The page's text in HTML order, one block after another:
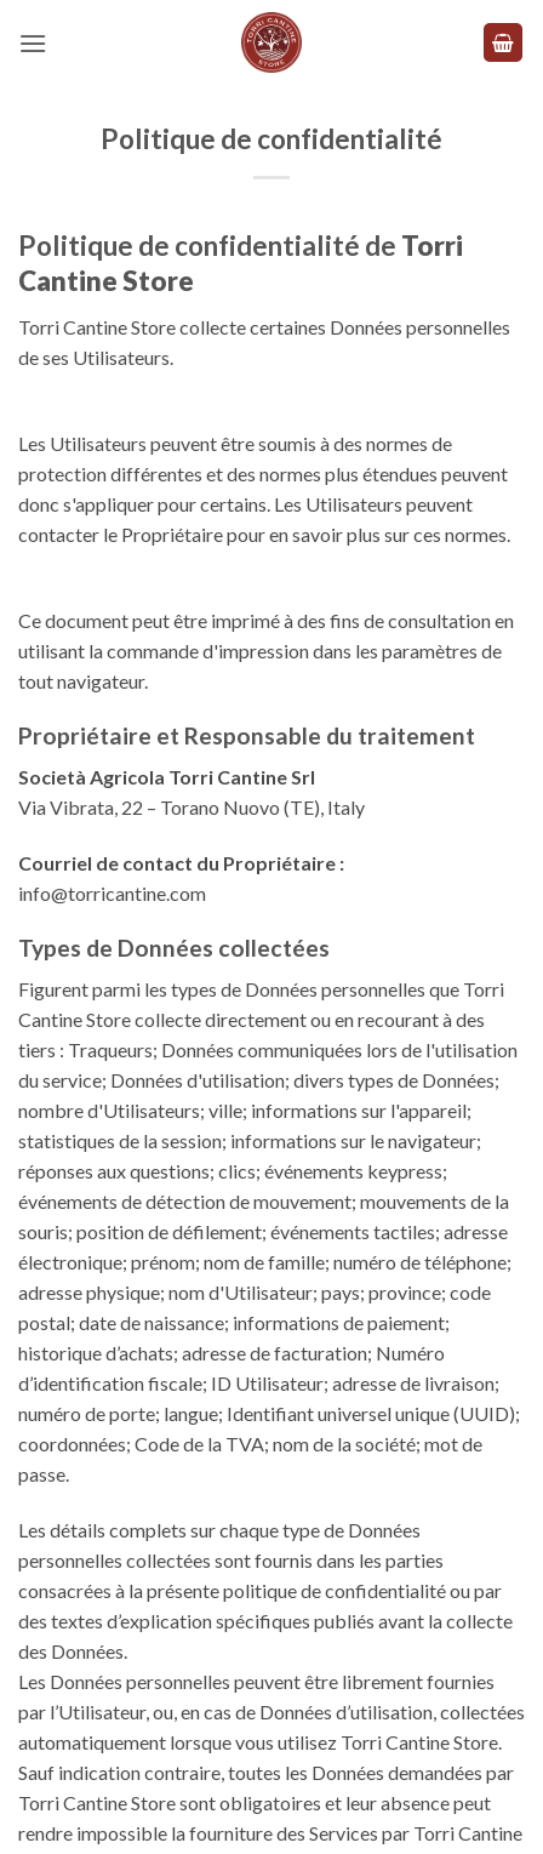
Politique de confidentialité
Politique de confidentialité de Torri
Cantine Store
Torri Cantine Store collecte certaines Données personnelles
de ses Utilisateurs.
Les Utilisateurs peuvent être soumis à des normes de
protection différentes et des normes plus étendues peuvent
donc s'appliquer pour certains. Les Utilisateurs peuvent
contacter le Propriétaire pour en savoir plus sur ces normes.
Ce document peut être imprimé à des fins de consultation en
utilisant la commande d'impression dans les paramètres de
tout navigateur.
Propriétaire et Responsable du traitement
Società Agricola Torri Cantine Srl
Via Vibrata, 22 – Torano Nuovo (TE), Italy
Courriel de contact du Propriétaire :
info@torricantine.com
Types de Données collectées
Figurent parmi les types de Données personnelles que Torri
Cantine Store collecte directement ou en recourant à des
tiers : Traqueurs; Données communiquées lors de l'utilisation
du service; Données d'utilisation; divers types de Données;
nombre d'Utilisateurs; ville; informations sur l'appareil;
statistiques de la session; informations sur le navigateur;
réponses aux questions; clics; événements keypress;
événements de détection de mouvement; mouvements de la
souris; position de défilement; événements tactiles; adresse
électronique; prénom; nom de famille; numéro de téléphone;
adresse physique; nom d'Utilisateur; pays; province; code
postal; date de naissance; informations de paiement;
historique d’achats; adresse de facturation; Numéro
d’identification fiscale; ID Utilisateur; adresse de livraison;
numéro de porte; langue; Identifiant universel unique (UUID);
coordonnées; Code de la TVA; nom de la société; mot de
passe.
Les détails complets sur chaque type de Données
personnelles collectées sont fournis dans les parties
consacrées à la présente politique de confidentialité ou par
des textes d’explication spécifiques publiés avant la collecte
des Données.
Les Données personnelles peuvent être librement fournies
par l’Utilisateur, ou, en cas de Données d’utilisation, collectées
automatiquement lorsque vous utilisez Torri Cantine Store.
Sauf indication contraire, toutes les Données demandées par
Torri Cantine Store sont obligatoires et leur absence peut
rendre impossible la fourniture des Services par Torri Cantine